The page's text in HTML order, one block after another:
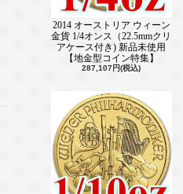
2014 オーストリア ウィーン
金貨 1/4オンス（22.5mmクリ
アケース付き) 新品未使用
【地金型コイン特集】
287,107円(税込)